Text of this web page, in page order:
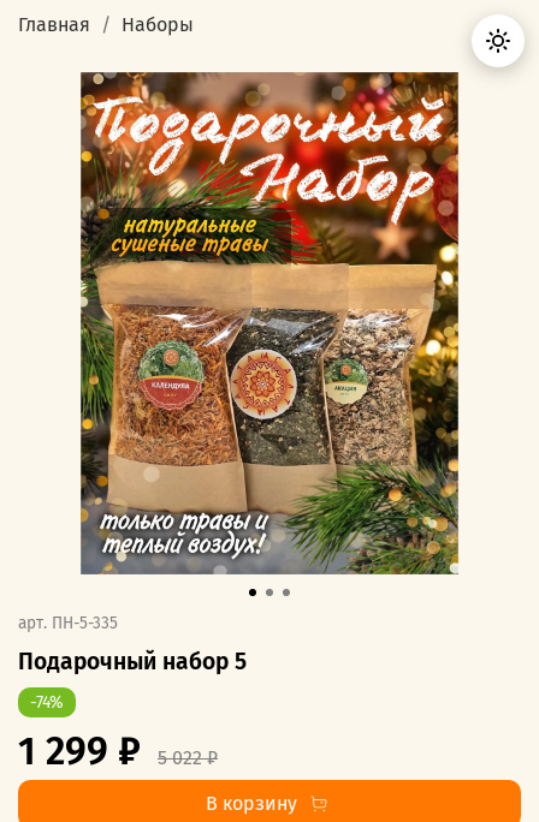
Главная Наборы
арт. ПН-5-335
Подарочный набор 5
-74%
1 299 ₽
5 022 ₽
В корзину